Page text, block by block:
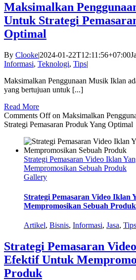
Maksimalkan
Untuk Strategi
Optimal
By Clooke|2024-01-22T12:11:56+07:00
Informasi, Teknologi, Tips|
Maksimalkan Penggunaan Musik Iklan
yang bertujuan untuk [...]
Read More
Comments Offon Maksimalkan
Strategi Pemasaran Produk Yang Optimal
Strategi Pemasaran Video Iklan
Mempromosikan Sebuah Produk
Gallery
Strategi Pemasaran Video Iklan
Mempromosikan Sebuah Produk
Artikel, Bisnis, Informasi, Jasa, Tips
Strategi Pemasaran
Efektif Untuk
Produk